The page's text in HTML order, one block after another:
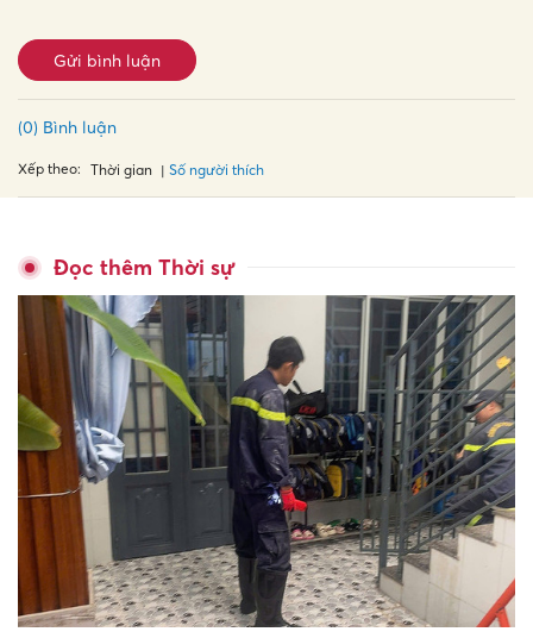
Gửi bình luận
(0) Bình luận
Xếp theo: Thời gian Số người thích
Đọc thêm Thời sự